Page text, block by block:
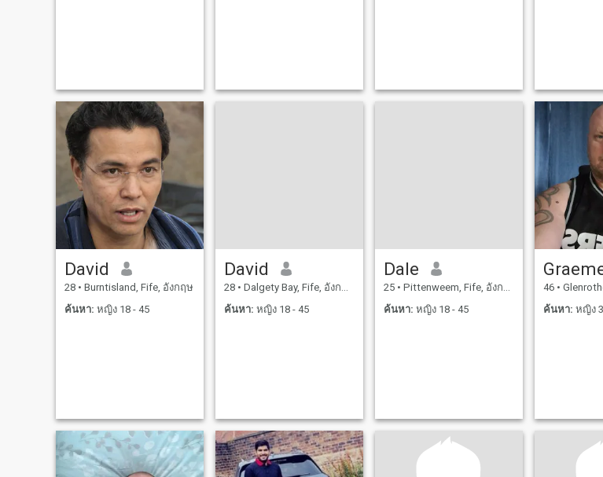
David
28 • Burntisland, Fife, อังกฤษ
ค้นหา: หญิง 18 - 45
David
28 • Dalgety Bay, Fife, อังกฤษ
ค้นหา: หญิง 18 - 45
Dale
25 • Pittenweem, Fife, อังกฤษ
ค้นหา: หญิง 18 - 45
46 •
ค้นหา: หญิง